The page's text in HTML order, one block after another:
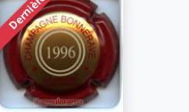
Dernière !